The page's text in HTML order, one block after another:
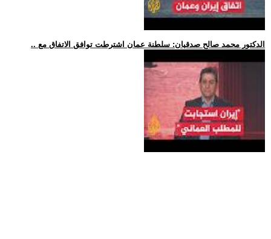
.. الدكتور محمد صالح صدقيان: سلطنة عمان اشترطت توافق الاتفاق مع